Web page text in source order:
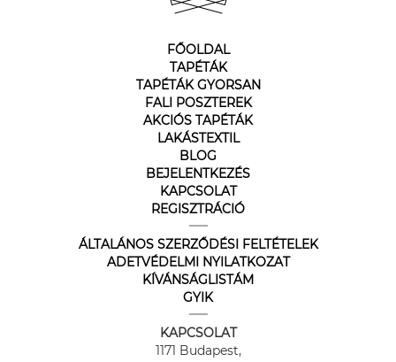
FŐOLDAL
TAPÉTÁK
TAPÉTÁK GYORSAN
FALI POSZTEREK
AKCIÓS TAPÉTÁK
LAKÁSTEXTIL
BLOG
BEJELENTKEZÉS
KAPCSOLAT
REGISZTRÁCIÓ
ÁLTALÁNOS SZERZŐDÉSI FELTÉTELEK
ADETVÉDELMI NYILATKOZAT
KÍVÁNSÁGLISTÁM
GYIK
KAPCSOLAT
1171 Budapest,